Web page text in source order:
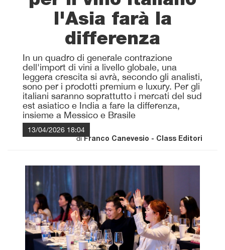
l'Asia farà la
differenza
In un quadro di generale contrazione
dell'import di vini a livello globale, una
leggera crescita si avrà, secondo gli analisti,
sono per i prodotti premium e luxury. Per gli
italiani saranno soprattutto i mercati del sud
est asiatico e India a fare la differenza,
insieme a Messico e Brasile
13/04/2026 18:04
diFranco Canevesio - Class Editori